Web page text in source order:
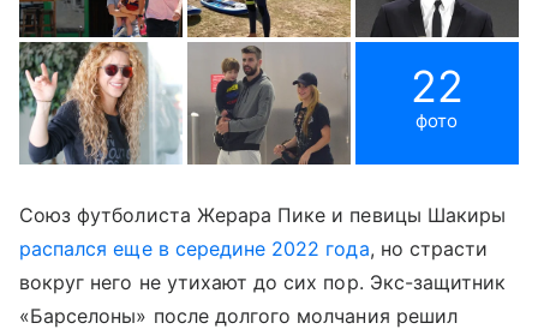
22
фото
Союз футболиста Жерара Пике и певицы Шакиры
распался еще в середине 2022 года, но страсти
вокруг него не утихают до сих пор. Экс-защитник
«Барселоны» после долгого молчания решил